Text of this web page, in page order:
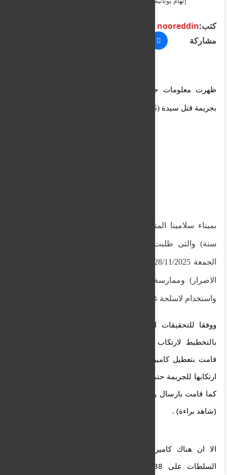
كتب:nooreddin
مشاركة
ظهرت معلومات جديدة الى دائرة الضوء فيما يتعلق
بجريمة قتل سيدة (75 سنة)
سنة) والتى طلبت مهلة للمثول للإدلاء بإفادتها يوم
الاصرار) وممارسة العنف الأسرى إلى جانب حيازة
واستخدام لاسلحة غيرمرخصة قانونيا .
ووفقا للتحقيقات الاولية اتضح بأن زوجة الابن قامت
بالتخطيط لارتكاب الجريمة بإدق التفاصيل لدرجة انها
قامت بتعطيل كاميرات المراقبة فى منزل الضحية قبل
ارتكابها للجريمة حتى لا يتم تسجيل لحظة دخولها المنزل
كما قامت بارسال رسالة على هاتف القتيلة حتى تمتلك
(شاهد براءة) .
الا ان هناك كاميرا داخلية ظلت تعمل تحصلت منها